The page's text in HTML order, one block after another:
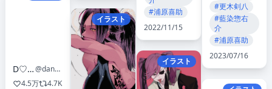
D♡Bride 💕
@dangerousbride
4.5万
4.7K
イラスト
#浦原喜助
2022/11/15
イラスト
#更木剣八
#藍染惣右
介
#浦原喜助
2023/07/16